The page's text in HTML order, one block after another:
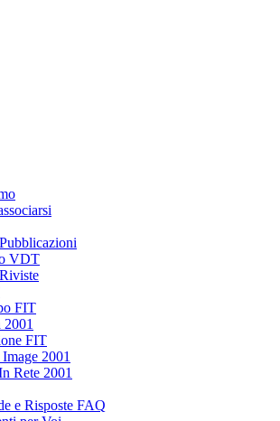
VDT
FIT
FIT
2001
Rete 2001
e Risposte FAQ